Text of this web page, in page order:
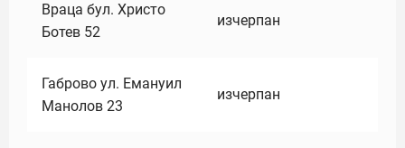
Враца бул. Христо
Ботев 52
изчерпан
Габрово ул. Емануил
Манолов 23
изчерпан